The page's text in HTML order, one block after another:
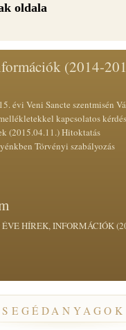
oldala
(2014-
évi Veni Sancte szentmisén
kapcsolatos
(2015.04.11.) Hitoktatás
Törvényi szabályozás
HÍREK, INFORMÁCIÓK
SEGÉDANYAGOK